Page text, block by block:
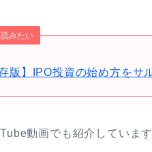
みたい
存版】IPO投資の始め方を
動画でも紹介しています